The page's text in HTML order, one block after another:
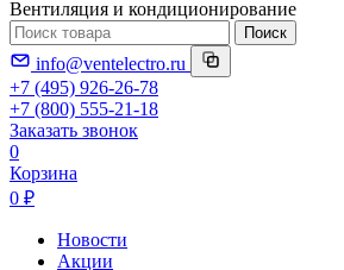
Вентиляция и кондиционирование
Поиск
info@ventelectro.ru
+7 (495) 926-26-78
+7 (800) 555-21-18
Заказать звонок
0
Корзина
0 ₽
Новости
Акции